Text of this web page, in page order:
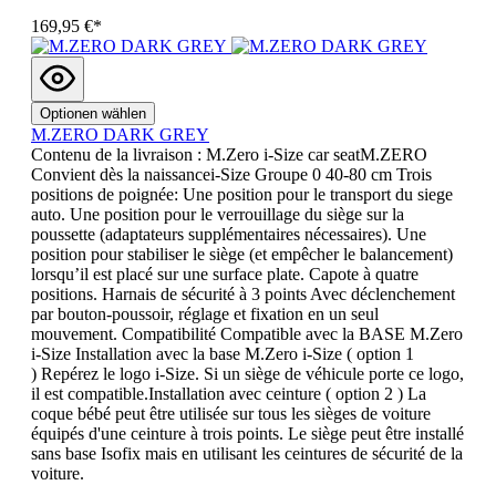
169,95 €*
Optionen wählen
M.ZERO DARK GREY
Contenu de la livraison : M.Zero i-Size car seatM.ZERO
Convient dès la naissancei-Size Groupe 0 40-80 cm Trois
positions de poignée: Une position pour le transport du siege
auto. Une position pour le verrouillage du siège sur la
poussette (adaptateurs supplémentaires nécessaires). Une
position pour stabiliser le siège (et empêcher le balancement)
lorsqu’il est placé sur une surface plate. Capote à quatre
positions. Harnais de sécurité à 3 points Avec déclenchement
par bouton-poussoir, réglage et fixation en un seul
mouvement. Compatibilité Compatible avec la BASE M.Zero
i-Size Installation avec la base M.Zero i-Size ( option 1
) Repérez le logo i-Size. Si un siège de véhicule porte ce logo,
il est compatible.Installation avec ceinture ( option 2 ) La
coque bébé peut être utilisée sur tous les sièges de voiture
équipés d'une ceinture à trois points. Le siège peut être installé
sans base Isofix mais en utilisant les ceintures de sécurité de la
voiture.